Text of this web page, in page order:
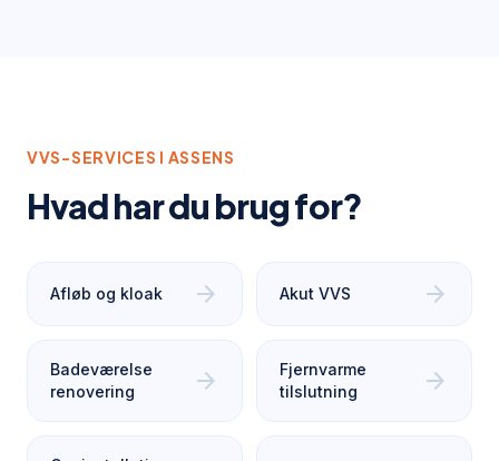
VVS-SERVICES I ASSENS
Hvad har du brug for?
Afløb og kloak arrow_forward Akut VVS arrow_forward
Badeværelse
renovering
arrow_forward
Fjernvarme
tilslutning
arrow_forward